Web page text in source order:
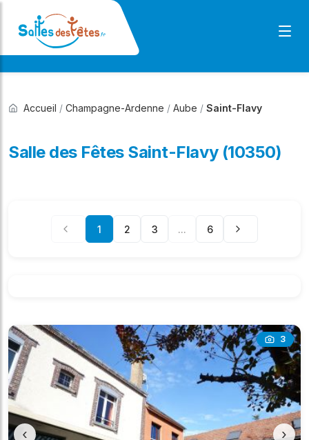
Accueil / Champagne-Ardenne / Aube / Saint-Flavy
Salle des Fêtes Saint-Flavy (10350)
1 2 3 ... 6
3
‹ ›